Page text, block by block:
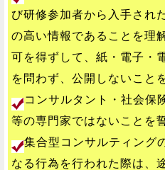
び研修参加者から入手され
の高い情報であることを理
可を得ずして、紙・電子・
を問わず、公開しないこと
コンサルタント・社会保
等の専門家ではないことを
集合型コンサルティング
なる行為を行われた際は、